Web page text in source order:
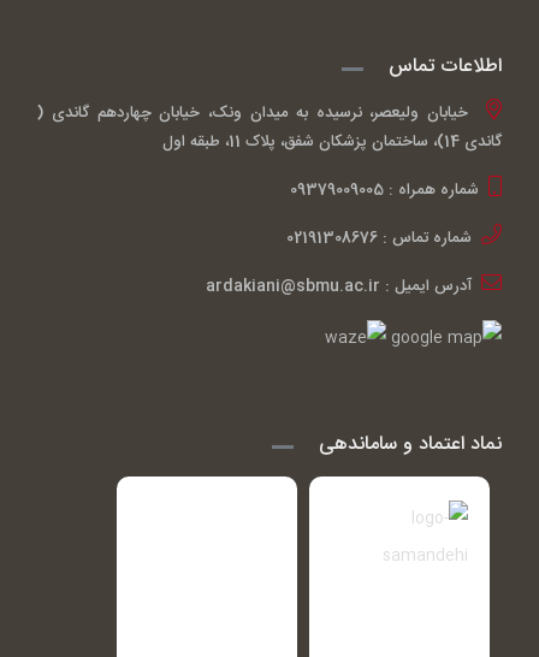
اطلاعات تماس
خیابان ولیعصر، نرسیده به میدان ونک، خیابان چهاردهم گاندی (
گاندی 14)، ساختمان پزشکان شفق، پلاک 11، طبقه اول
شماره همراه : 09379009005
شماره تماس : 02191308676
آدرس ایمیل : ardakiani@sbmu.ac.ir
نماد اعتماد و ساماندهی